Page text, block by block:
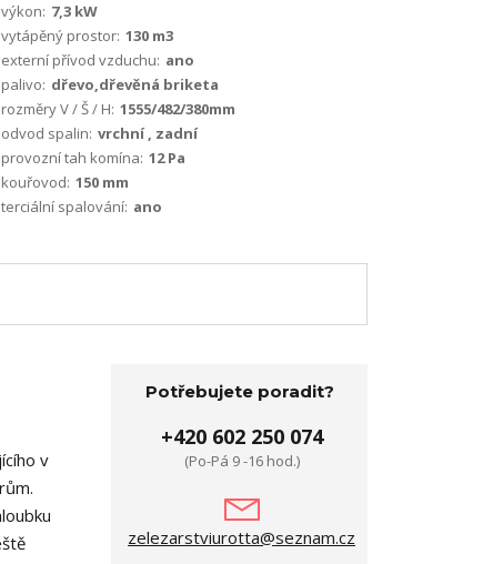
výkon: 7,3 kW
vytápěný prostor: 130 m3
externí přívod vzduchu: ano
palivo: dřevo,dřevěná briketa
rozměry V / Š / H: 1555/482/380mm
odvod spalin: vrchní , zadní
provozní tah komína: 12 Pa
kouřovod: 150 mm
terciální spalování: ano
v
Potřebujete poradit?
+420 602 250 074
(Po-Pá 9 -16 hod.)
zelezarstviurotta@seznam.cz